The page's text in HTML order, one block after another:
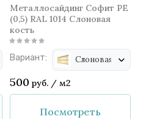
Металлосайдинг Софит PE
(0,5) RAL 1014 Слоновая
кость
Вариант: Слоновая кость
500 руб. / м2
Посмотреть